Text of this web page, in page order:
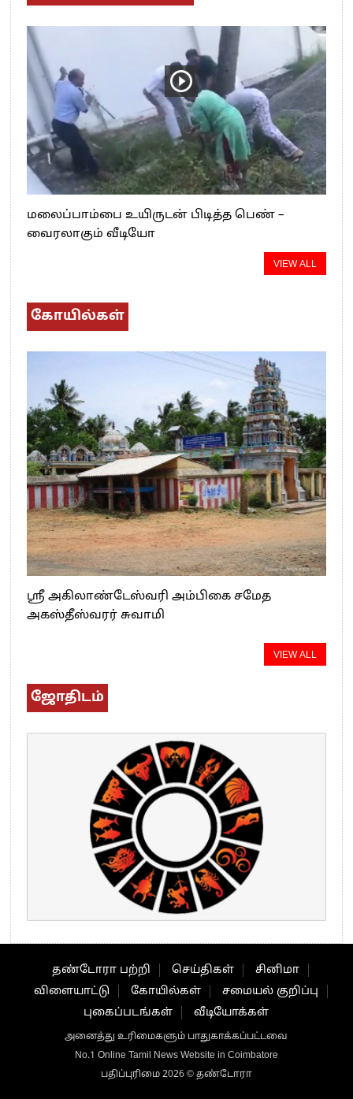
மலைப்பாம்பை உயிருடன் பிடித்த பெண் –
வைரலாகும் வீடியோ
VIEW ALL
கோயில்கள்
ஸ்ரீ அகிலாண்டேஸ்வரி அம்பிகை சமேத
அகஸ்தீஸ்வரர் சுவாமி
VIEW ALL
ஜோதிடம்
தண்டோரா பற்றி செய்திகள்
சினிமா
விளையாட்டு
கோயில்கள்
சமையல் குறிப்பு
புகைப்படங்கள்
வீடியோக்கள்
அனைத்து உரிமைகளும் பாதுகாக்கப்பட்டவை
No.1 Online Tamil News Website in Coimbatore
பதிப்புரிமை 2026 © தண்டோரா